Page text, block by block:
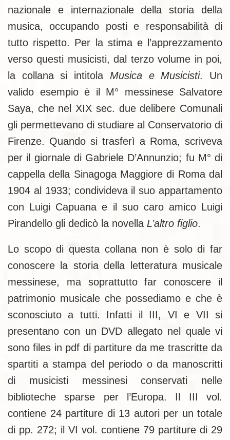
nazionale e internazionale della storia della
musica, occupando posti e responsabilità di
tutto rispetto. Per la stima e l’apprezzamento
verso questi musicisti, dal terzo volume in poi,
la collana si intitola Musica e Musicisti. Un
valido esempio è il M° messinese Salvatore
Saya, che nel XIX sec. due delibere Comunali
gli permettevano di studiare al Conservatorio di
Firenze. Quando si trasferì a Roma, scriveva
per il giornale di Gabriele D’Annunzio; fu M° di
cappella della Sinagoga Maggiore di Roma dal
1904 al 1933; condivideva il suo appartamento
con Luigi Capuana e il suo caro amico Luigi
Pirandello gli dedicò la novella L’altro figlio.
Lo scopo di questa collana non è solo di far
conoscere la storia della letteratura musicale
messinese, ma soprattutto far conoscere il
patrimonio musicale che possediamo e che è
sconosciuto a tutti. Infatti il III, VI e VII si
presentano con un DVD allegato nel quale vi
sono files in pdf di partiture da me trascritte da
spartiti a stampa del periodo o da manoscritti
di musicisti messinesi conservati nelle
biblioteche sparse per l’Europa. Il III vol.
contiene 24 partiture di 13 autori per un totale
di pp. 272; il VI vol. contiene 79 partiture di 29